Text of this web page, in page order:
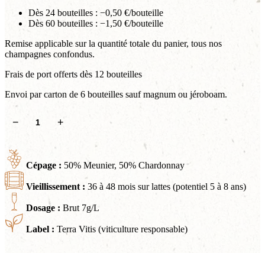
Dès 24 bouteilles : −0,50 €/bouteille
Dès 60 bouteilles : −1,50 €/bouteille
Remise applicable sur la quantité totale du panier, tous nos
champagnes confondus.
Frais de port offerts dès 12 bouteilles
Envoi par carton de 6 bouteilles sauf magnum ou jéroboam.
de− +
Cépage : 50% Meunier, 50% Chardonnay
Vieillissement : 36 à 48 mois sur lattes (potentiel 5 à 8 ans)
Dosage : Brut 7g/L
Label : Terra Vitis (viticulture responsable)